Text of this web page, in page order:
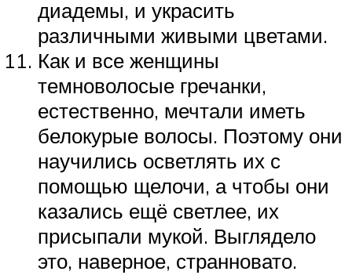
диадемы, и украсить
различными живыми цветами.
Как и все женщины
темноволосые гречанки,
естественно, мечтали иметь
белокурые волосы. Поэтому они
научились осветлять их с
помощью щелочи, а чтобы они
казались ещё светлее, их
присыпали мукой. Выглядело
это, наверное, странновато.